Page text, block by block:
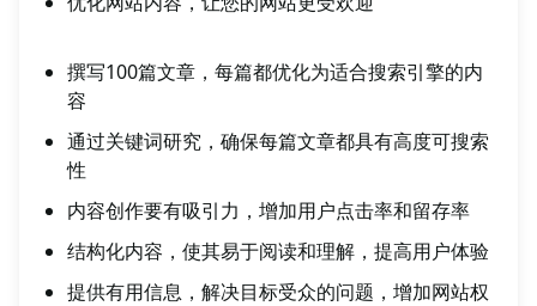
撰写100篇文章，每篇都优化为适合搜索引擎的内
容
通过关键词研究，确保每篇文章都具有高度可搜索
性
内容创作要有吸引力，增加用户点击率和留存率
结构化内容，使其易于阅读和理解，提高用户体验
提供有用信息，解决目标受众的问题，增加网站权